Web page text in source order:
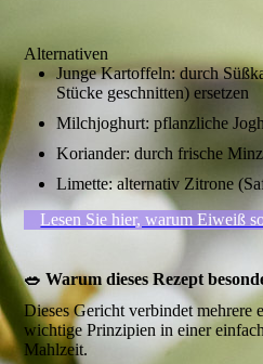
Alternativen
Junge Kartoffeln: durch
Stücke geschnitten) ersetzen
Milchjoghurt: pflanzliche
Koriander: durch frische
Limette: alternativ Zitrone
Lesen Sie hier, warum Eiweiß
🥗 Warum dieses Rezept
Dieses Gericht verbindet mehrere
wichtige Prinzipien in einer
Mahlzeit.